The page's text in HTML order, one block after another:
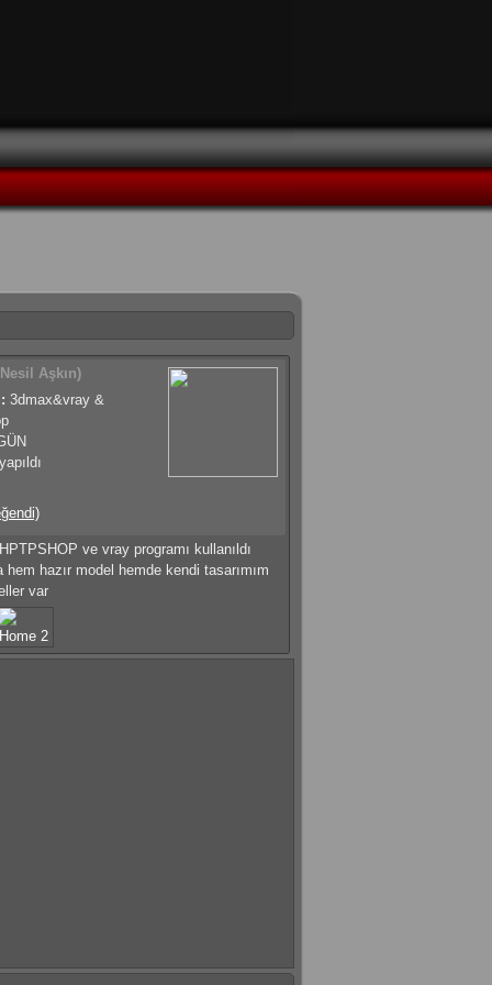
Aşkın)
3dmax&vray &
ve vray programı kullanıldı
hem hazır model hemde kendi tasarımım
var